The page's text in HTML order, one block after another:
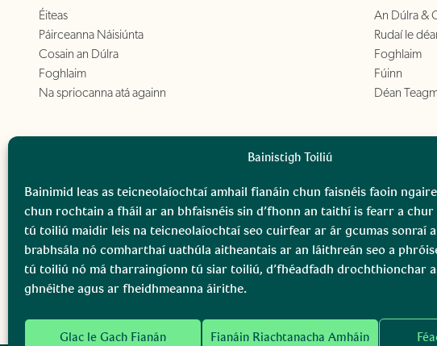
Bainistigh Toiliú
Bainimid leas as teicneolaíochtaí amhail fianáin chun faisnéis faoin
chun rochtain a fháil ar an bhfaisnéis sin d’fhonn an taithí is fearr a
tú toiliú maidir leis na teicneolaíochtaí seo cuirfear ar ár gcumas sonraí
brabhsála nó comharthaí uathúla aitheantais ar an láithreán seo a
tú toiliú nó má tharraingíonn tú siar toiliú, d’fhéadfadh drochthionchar
ghnéithe agus ar fheidhmeanna áirithe.
Glac le Gach Fianán Fianáin Riachtanacha Amháin
Éiteas
Páirceanna Náisiúnta
Cosain an Dúlra
Foghlaim
Na spriocanna atá againn
An Dúlra &
Rudaí le
Foghlaim
Fúinn
Déan
Rudaí le
Foghlaim
Fúinn
Déan